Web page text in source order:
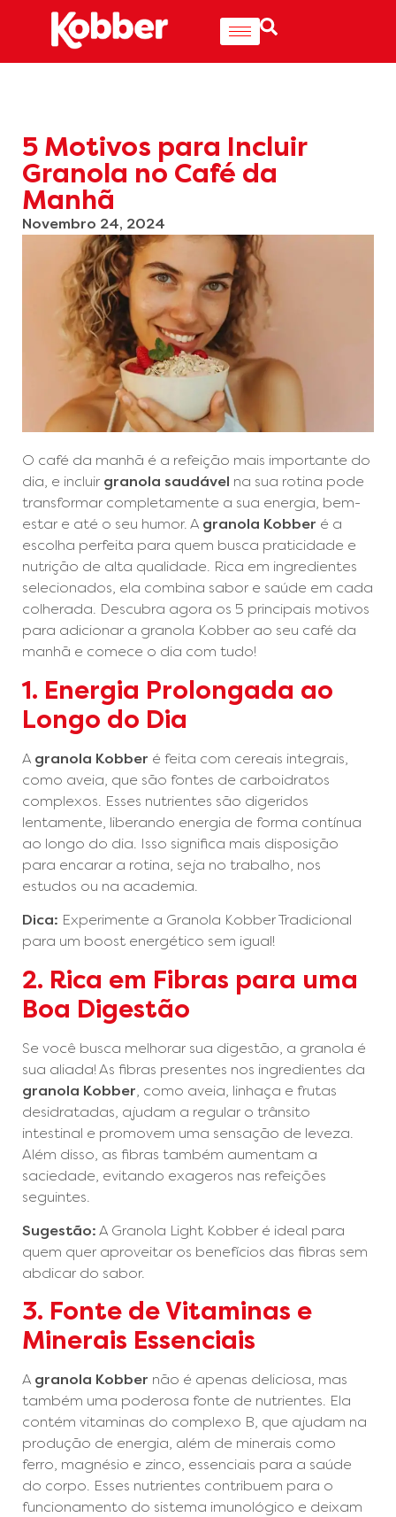
5 Motivos para Incluir
Granola no Café da
Manhã
Novembro 24, 2024
O café da manhã é a refeição mais importante do
dia, e incluir granola saudável na sua rotina pode
transformar completamente a sua energia, bem-
estar e até o seu humor. A granola Kobber é a
escolha perfeita para quem busca praticidade e
nutrição de alta qualidade. Rica em ingredientes
selecionados, ela combina sabor e saúde em cada
colherada. Descubra agora os 5 principais motivos
para adicionar a granola Kobber ao seu café da
manhã e comece o dia com tudo!
1. Energia Prolongada ao
Longo do Dia
A granola Kobber é feita com cereais integrais,
como aveia, que são fontes de carboidratos
complexos. Esses nutrientes são digeridos
lentamente, liberando energia de forma contínua
ao longo do dia. Isso significa mais disposição
para encarar a rotina, seja no trabalho, nos
estudos ou na academia.
Dica: Experimente a Granola Kobber Tradicional
para um boost energético sem igual!
2. Rica em Fibras para uma
Boa Digestão
Se você busca melhorar sua digestão, a granola é
sua aliada! As fibras presentes nos ingredientes da
granola Kobber , como aveia, linhaça e frutas
desidratadas, ajudam a regular o trânsito
intestinal e promovem uma sensação de leveza.
Além disso, as fibras também aumentam a
saciedade, evitando exageros nas refeições
seguintes.
Sugestão: A Granola Light Kobber é ideal para
quem quer aproveitar os benefícios das fibras sem
abdicar do sabor.
3. Fonte de Vitaminas e
Minerais Essenciais
A granola Kobber não é apenas deliciosa, mas
também uma poderosa fonte de nutrientes. Ela
contém vitaminas do complexo B, que ajudam na
produção de energia, além de minerais como
ferro, magnésio e zinco, essenciais para a saúde
do corpo. Esses nutrientes contribuem para o
funcionamento do sistema imunológico e deixam